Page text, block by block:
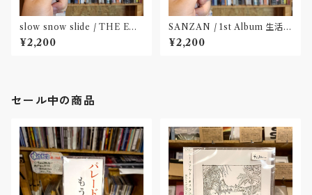
slow snow slide / THE EX
HIBITION(CD)〝山形県酒田
市〟
¥2,200
SANZAN / 1st Album 生活の
名残(CD)〝静岡県三島市〟
¥2,200
セール中の商品